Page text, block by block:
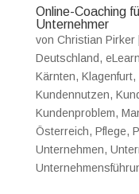
Online-Coaching
Unternehmer
von Christian Pirker|
Deutschland,
Kärnten, Klagenfurt,
Kundennutzen,
Kundenproblem,
Österreich, Pflege,
Unternehmen,